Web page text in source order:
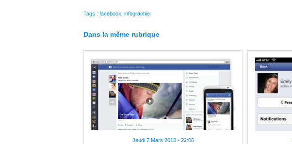
Tags : facebook infographie
Dans la même rubrique
Jeudi 7 Mars 2013 - 22:06